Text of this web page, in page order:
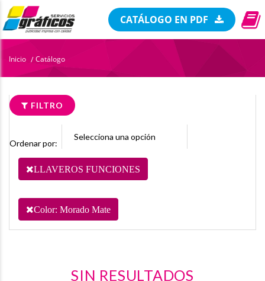
CATÁLOGO EN PDF
Inicio / Catálogo
FILTRO
Ordenar por:
LLAVEROS FUNCIONES
Color: Morado Mate
SIN RESULTADOS